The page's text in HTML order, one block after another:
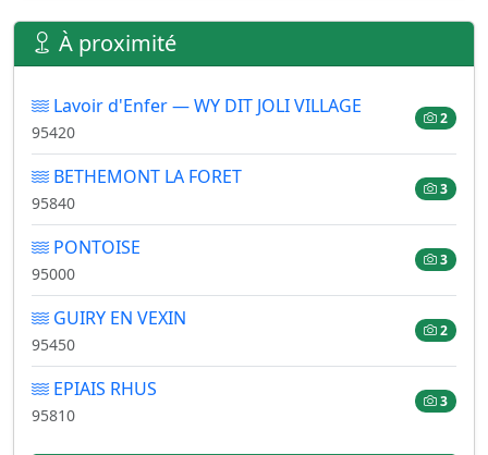
À proximité
Lavoir d'Enfer — WY DIT JOLI VILLAGE
95420
2
BETHEMONT LA FORET
95840
3
PONTOISE
95000
3
GUIRY EN VEXIN
95450
2
EPIAIS RHUS
95810
3